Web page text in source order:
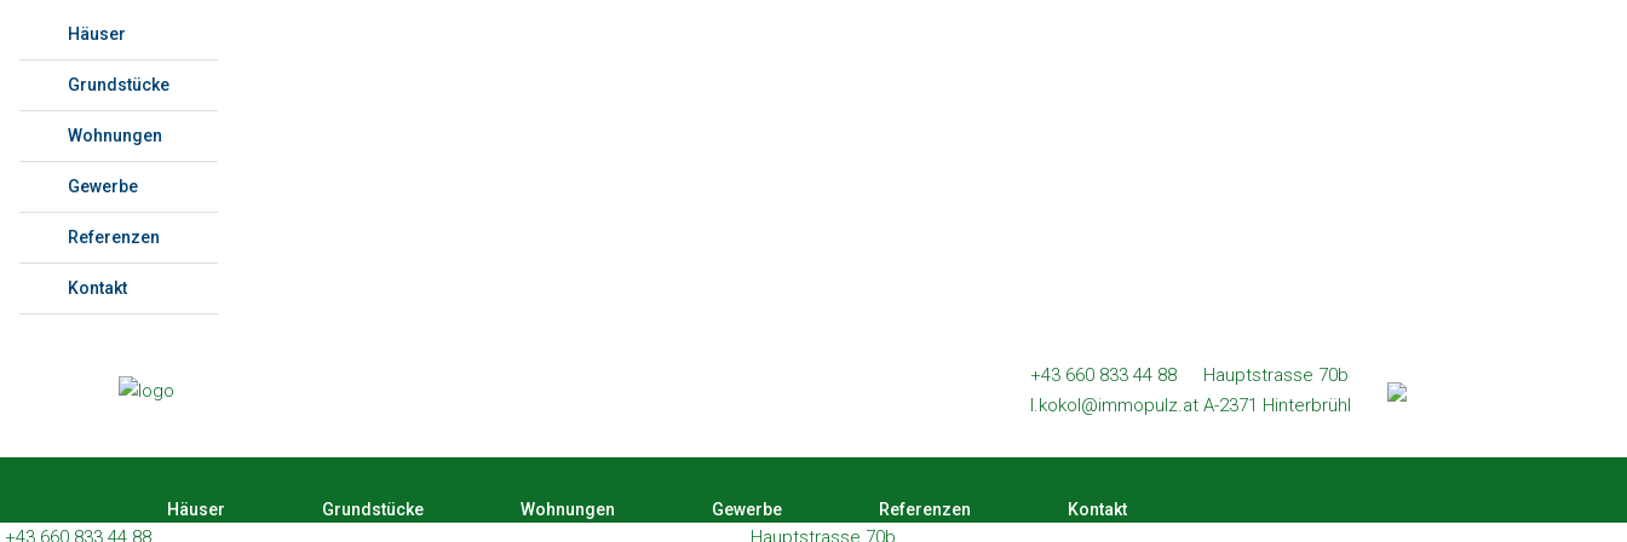
Häuser
Grundstücke
Wohnungen
Gewerbe
Referenzen
Kontakt
+43 660 833 44 88
l.kokol@immopulz.at
Hauptstrasse 70b
A-2371 Hinterbrühl
Häuser Grundstücke Wohnungen Gewerbe Referenzen Kontakt
+43 660 833 44 88
Hauptstrasse 70b